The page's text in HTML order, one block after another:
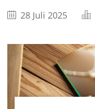
28 Juli 2025